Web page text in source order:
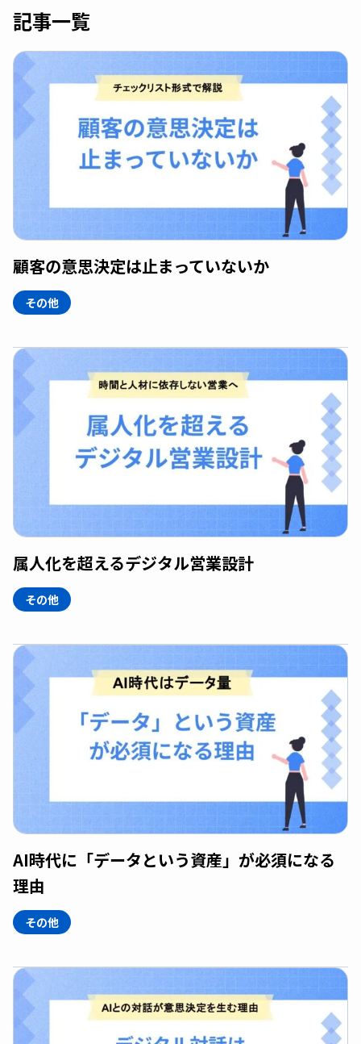
記事一覧
顧客の意思決定は止まっていないか
その他
属人化を超えるデジタル営業設計
その他
AI時代に「データという資産」が必須になる
理由
その他